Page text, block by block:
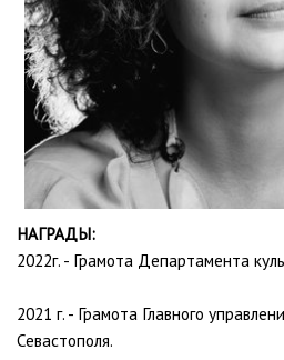
НАГРАДЫ:
2022г. - Грамота Департамента
2021 г. - Грамота Главного
Севастополя.